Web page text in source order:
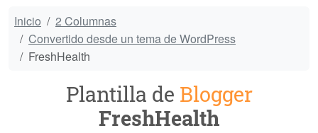
Inicio
2 Columnas
Convertido desde un tema de WordPress
FreshHealth
Plantilla de Blogger
FreshHealth